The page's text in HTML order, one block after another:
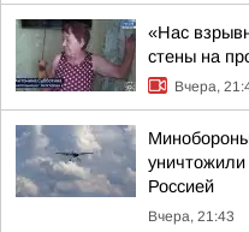
«Нас
стены на
Вчера,
Россией
Вчера, 21:43